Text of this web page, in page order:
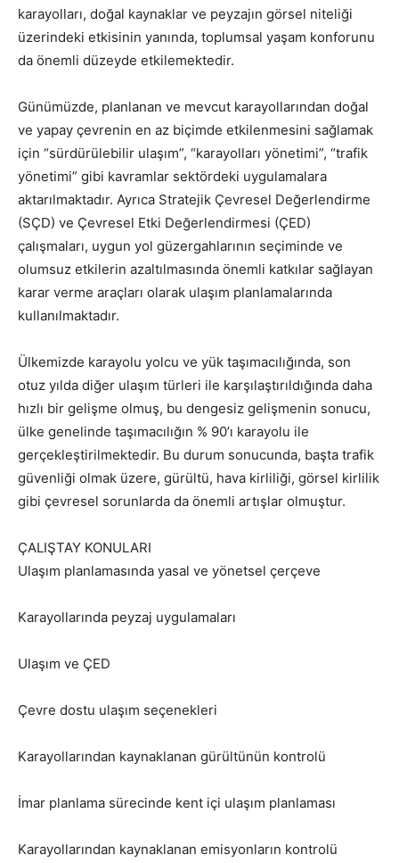
karayolları, doğal kaynaklar ve peyzajın görsel niteliği
üzerindeki etkisinin yanında, toplumsal yaşam konforunu
da önemli düzeyde etkilemektedir.
Günümüzde, planlanan ve mevcut karayollarından doğal
ve yapay çevrenin en az biçimde etkilenmesini sağlamak
için “sürdürülebilir ulaşım”, “karayolları yönetimi”, “trafik
yönetimi” gibi kavramlar sektördeki uygulamalara
aktarılmaktadır. Ayrıca Stratejik Çevresel Değerlendirme
(SÇD) ve Çevresel Etki Değerlendirmesi (ÇED)
çalışmaları, uygun yol güzergahlarının seçiminde ve
olumsuz etkilerin azaltılmasında önemli katkılar sağlayan
karar verme araçları olarak ulaşım planlamalarında
kullanılmaktadır.
Ülkemizde karayolu yolcu ve yük taşımacılığında, son
otuz yılda diğer ulaşım türleri ile karşılaştırıldığında daha
hızlı bir gelişme olmuş, bu dengesiz gelişmenin sonucu,
ülke genelinde taşımacılığın % 90’ı karayolu ile
gerçekleştirilmektedir. Bu durum sonucunda, başta trafik
güvenliği olmak üzere, gürültü, hava kirliliği, görsel kirlilik
gibi çevresel sorunlarda da önemli artışlar olmuştur.
ÇALIŞTAY KONULARI
Ulaşım planlamasında yasal ve yönetsel çerçeve
Karayollarında peyzaj uygulamaları
Ulaşım ve ÇED
Çevre dostu ulaşım seçenekleri
Karayollarından kaynaklanan gürültünün kontrolü
İmar planlama sürecinde kent içi ulaşım planlaması
Karayollarından kaynaklanan emisyonların kontrolü